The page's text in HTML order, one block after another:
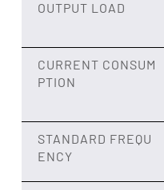
OUTPUT LOAD
CURRENT CONSUM
PTION
STANDARD FREQU
ENCY